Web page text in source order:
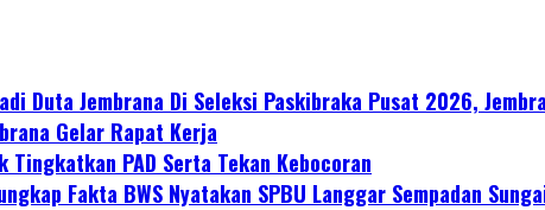
Duta Jembrana Di Seleksi Paskibraka Pusat 2026,
Gelar Rapat Kerja
PAD Serta Tekan Kebocoran
Fakta BWS Nyatakan SPBU Langgar Sempadan